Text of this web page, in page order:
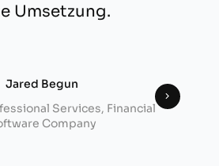
Umsetzung.
Jared Begun
Services, Financial
Company